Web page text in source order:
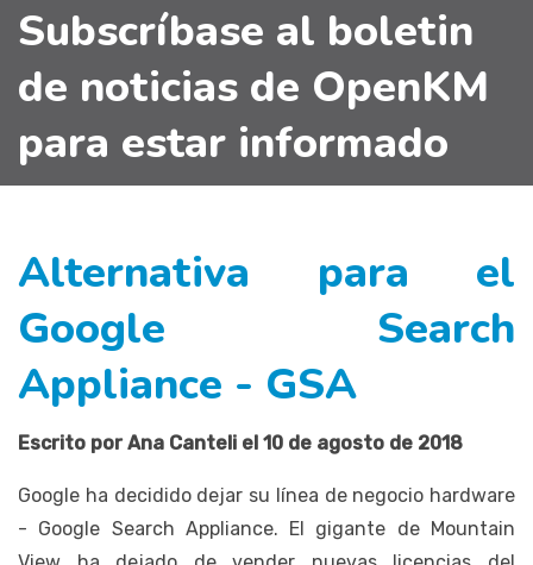
Subscríbase al boletin
de noticias de OpenKM
para estar informado
Alternativa para el
Google Search
Appliance - GSA
Escrito por Ana Canteli el 10 de agosto de 2018
Google ha decidido dejar su línea de negocio hardware
- Google Search Appliance. El gigante de Mountain